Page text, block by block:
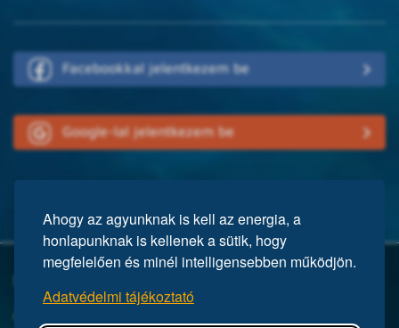
Ahogy az agyunknak is kell az energia, a
honlapunknak is kellenek a sütik, hogy
megfelelően és minél intelligensebben működjön.
Adatvédelmi tájékoztató
Facebookkal jelentkezem be
Google-lal jelentkezem be
A Mensa egy nemzetközi egyesület, közel 150 ezer taggal a világ